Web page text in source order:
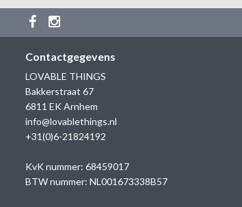
Contactgegevens
LOVABLE THINGS
Bakkerstraat 67
6811 EK Arnhem
info@lovablethings.nl
+31(0)6-21824192
KvK nummer: 68459017
BTW nummer: NL001673338B57